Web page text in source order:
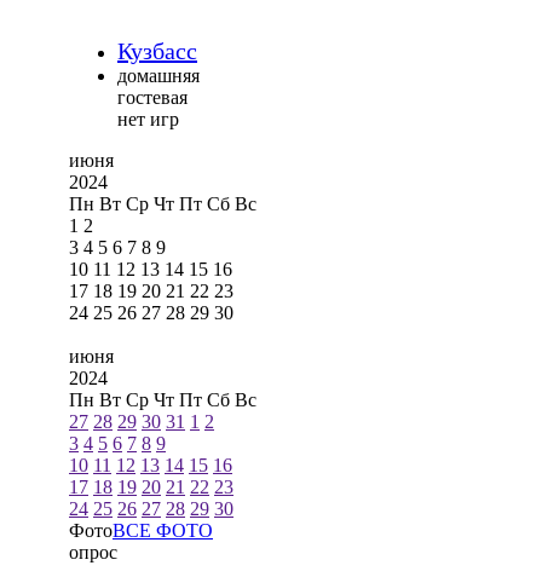
Кузбасс
домашняя
гостевая
нет игр
июня
2024
Пн Вт Ср Чт Пт Сб Вс
1 2
3 4 5 6 7 8 9
10 11 12 13 14 15 16
17 18 19 20 21 22 23
24 25 26 27 28 29 30
июня
2024
Пн Вт Ср Чт Пт Сб Вс
27 28 29 30 31 1 2
3 4 5 6 7 8 9
10 11 12 13 14 15 16
17 18 19 20 21 22 23
24 25 26 27 28 29 30
ФотоВСЕ ФОТО
опрос